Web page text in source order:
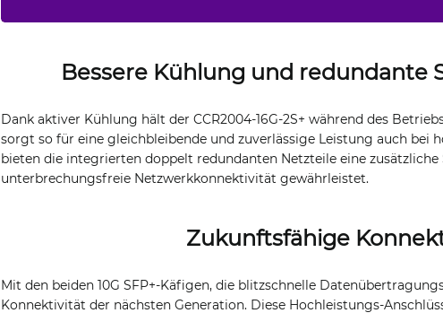
Bessere Kühlung und redundante
Dank aktiver Kühlung hält der CCR2004-16G-2S+ während des
sorgt so für eine gleichbleibende und zuverlässige Leistung auch bei
bieten die integrierten doppelt redundanten Netzteile eine zusätzliche
unterbrechungsfreie Netzwerkkonnektivität gewährleistet.
Zukunftsfähige
Mit den beiden 10G SFP+-Käfigen, die blitzschnelle
Konnektivität der nächsten Generation. Diese Hochleistungs-